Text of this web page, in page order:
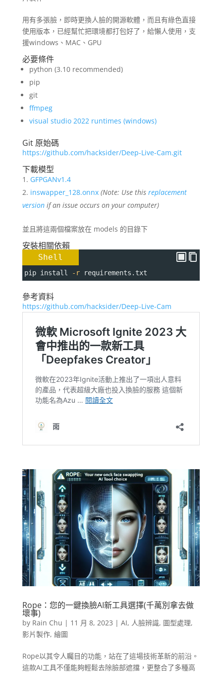
用有多張臉，即時更換人臉的開源軟體，而且有綠色直接
使用版本，已經幫忙把環境都打包好了，給懶人使用，支
援windows、MAC、GPU
必要條件
python (3.10 recommended)
pip
git
ffmpeg
visual studio 2022 runtimes (windows)
Git 原始碼
https://github.com/hacksider/Deep-Live-Cam.git
下載模型
GFPGANv1.4
inswapper_128.onnx (Note: Use this replacement
versionif an issue occurs on your computer)
並且將這兩個檔案放在 models 的目錄下
安裝相關依賴
Shell
pip install -r requirements.txt
參考資料
https://github.com/hacksider/Deep-Live-Cam
Rope：您的一鍵換臉AI新工具選擇(千萬別拿去做
壞事)
by Rain Chu | 11 月 8, 2023 | AI, 人臉辨識, 圖型處理,
影片製作, 繪圖
Rope以其令人矚目的功能，站在了這場技術革新的前沿。
這款AI工具不僅能夠輕鬆去除臉部遮擋，更整合了多種高